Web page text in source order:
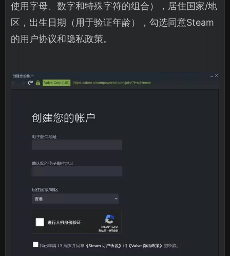
使用字母、数字和特殊字符的组合），居住国家/地
区，出生日期（用于验证年龄），勾选同意Steam
的用户协议和隐私政策。